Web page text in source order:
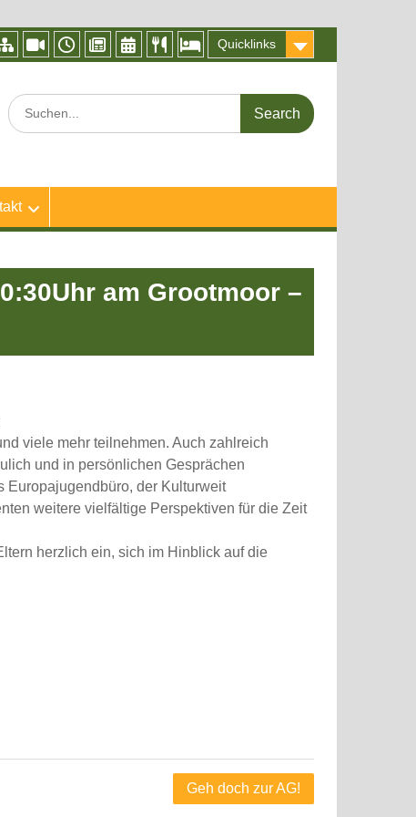
Quicklinks
IServVideokonferenz
Vertretungsplan
FrogblogKalenderSpeiseplanAbwesenheitsmeldung
Search
for:
am Grootmoor –
viele mehr teilnehmen. Auch zahlreich
und in persönlichen Gesprächen
Europajugendbüro, der Kulturweit
weitere vielfältige Perspektiven für die Zeit
herzlich ein, sich im Hinblick auf die
Geh doch zur AG!